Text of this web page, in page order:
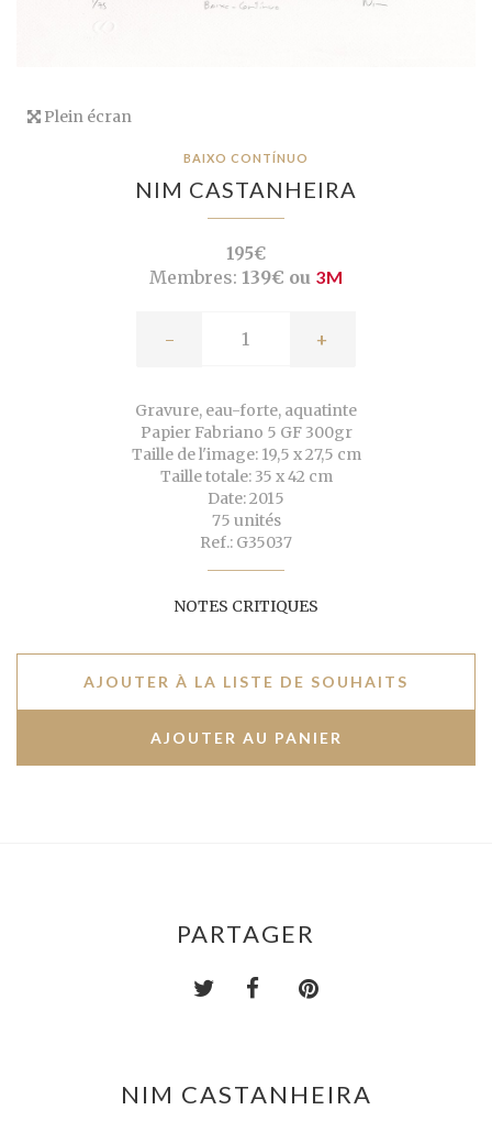
Plein écran
BAIXO CONTÍNUO
NIM CASTANHEIRA
195€
Membres: 139€ ou 3M
- +
Gravure, eau-forte, aquatinte
Papier Fabriano 5 GF 300gr
Taille de l'image: 19,5 x 27,5 cm
Taille totale: 35 x 42 cm
Date: 2015
75 unités
Ref.: G35037
NOTES CRITIQUES
AJOUTER À LA LISTE DE SOUHAITS
PARTAGER
NIM CASTANHEIRA